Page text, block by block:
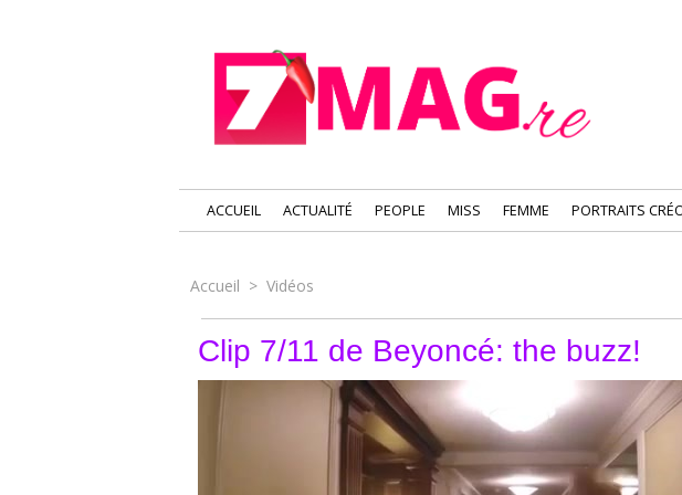
ACCUEIL ACTUALITÉ PEOPLE MISS FEMME PORTRAITS
Accueil > Vidéos
Clip 7/11 de Beyoncé: the buzz!